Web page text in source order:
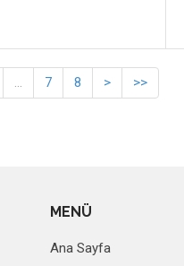
... 7 8 > >>
MENÜ
Ana Sayfa